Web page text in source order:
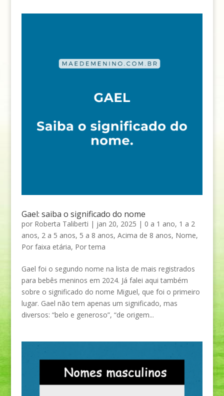
Gael: saiba o significado do nome
por Roberta Taliberti | jan 20, 2025 | 0 a 1 ano, 1 a 2
anos, 2 a 5 anos, 5 a 8 anos, Acima de 8 anos, Nome,
Por faixa etária, Por tema
Gael foi o segundo nome na lista de mais registrados
para bebês meninos em 2024. Já falei aqui também
sobre o significado do nome Miguel, que foi o primeiro
lugar. Gael não tem apenas um significado, mas
diversos: “belo e generoso”, “de origem...